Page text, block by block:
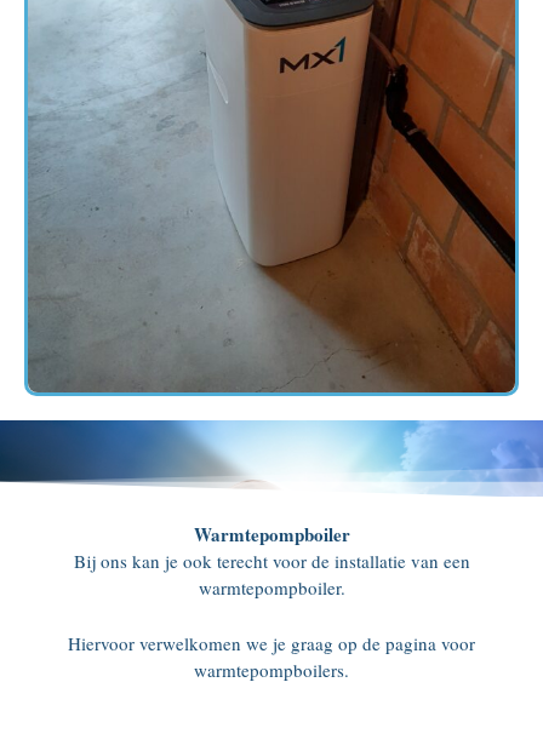
Warmtepompboiler
Bij ons kan je ook terecht voor de installatie van een
warmtepompboiler.
Hiervoor verwelkomen we je graag op de pagina voor
warmtepompboilers.